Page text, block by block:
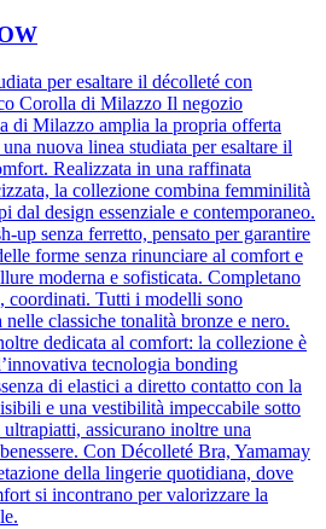
per esaltare il décolleté con
Corolla di Milazzo Il negozio
di Milazzo amplia la propria offerta
nuova linea studiata per esaltare il
Realizzata in una raffinata
la collezione combina femminilità
dal design essenziale e contemporaneo.
up senza ferretto, pensato per garantire
forme senza rinunciare al comfort e
moderna e sofisticata. Completano
coordinati. Tutti i modelli sono
classiche tonalità bronze e nero.
dedicata al comfort: la collezione è
tecnologia bonding
di elastici a diretto contatto con la
e una vestibilità impeccabile sotto
assicurano inoltre una
Con Décolleté Bra, Yamamay
della lingerie quotidiana, dove
si incontrano per valorizzare la